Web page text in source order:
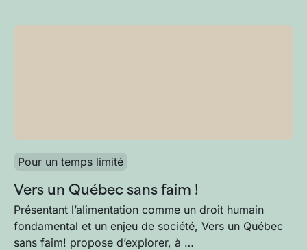
Pour un temps limité
Vers un Québec sans faim !
Présentant l’alimentation comme un droit humain
fondamental et un enjeu de société, Vers un Québec
sans faim! propose d’explorer, à …